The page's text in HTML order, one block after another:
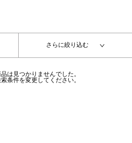
さらに絞り込む
は見つかりませんでした。
条件を変更してください。